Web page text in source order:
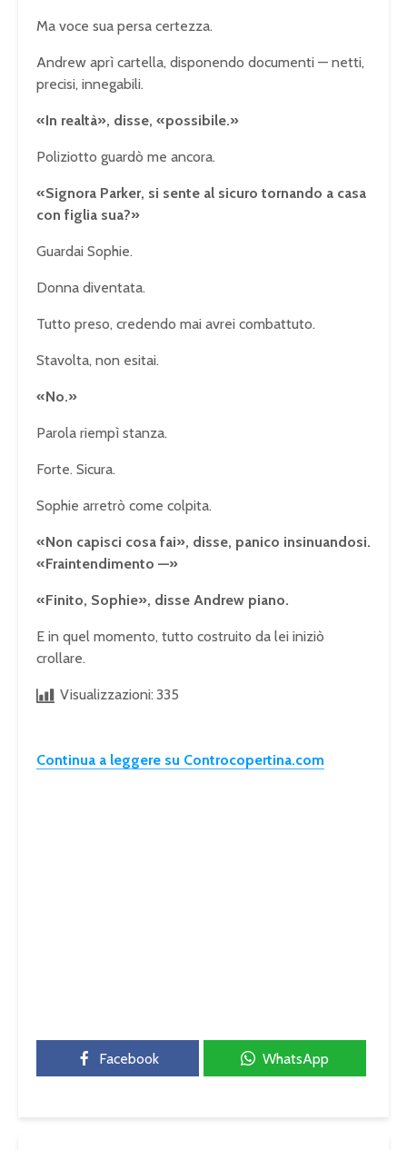
Ma voce sua persa certezza.
Andrew aprì cartella, disponendo documenti — netti,
precisi, innegabili.
«In realtà», disse, «possibile.»
Poliziotto guardò me ancora.
«Signora Parker, si sente al sicuro tornando a casa
con figlia sua?»
Guardai Sophie.
Donna diventata.
Tutto preso, credendo mai avrei combattuto.
Stavolta, non esitai.
«No.»
Parola riempì stanza.
Forte. Sicura.
Sophie arretrò come colpita.
«Non capisci cosa fai», disse, panico insinuandosi.
«Fraintendimento —»
«Finito, Sophie», disse Andrew piano.
E in quel momento, tutto costruito da lei iniziò
crollare.
Visualizzazioni: 335
Continua a leggere su Controcopertina.com
Facebook WhatsApp